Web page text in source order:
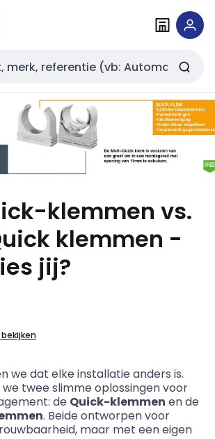
klemmen vs.
klemmen -
jij?
we dat elke installatie anders is.
twee slimme oplossingen voor
de Quick-klemmen en de
. Beide ontworpen voor
maar met een eigen